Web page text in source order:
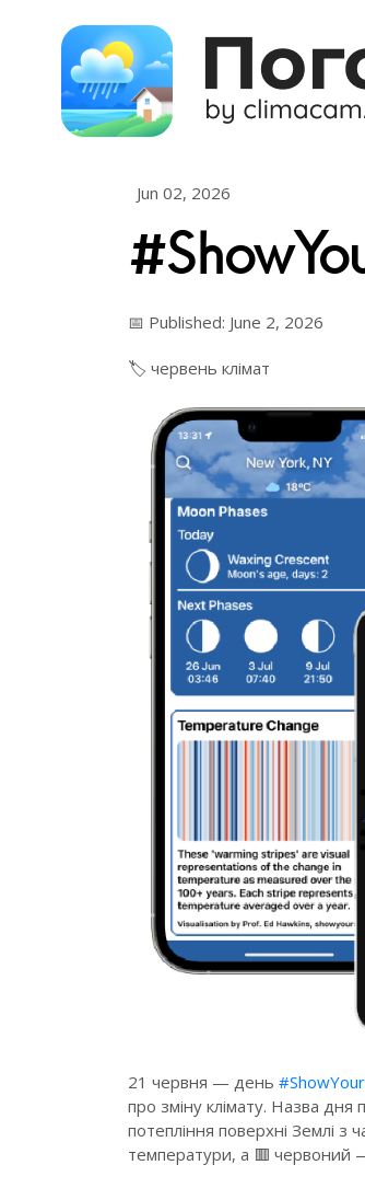
Jun 02, 2026
📅 Published: June 2, 2026
🏷️ червень клімат
21 червня — день
про зміну клімату. Назва дня
потепління поверхні Землі
температури, а 🟥 червоний